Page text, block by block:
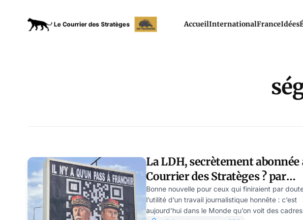
AccueilInternationalFranceIdées
La LDH, secrètement abonnée
Courrier des Stratèges ? par
Modeste Schwartz
Bonne nouvelle pour ceux qui finiraient par
l’utilité d’un travail journalistique honnête : c’est
aujourd’hui dans le Monde qu’on voit des